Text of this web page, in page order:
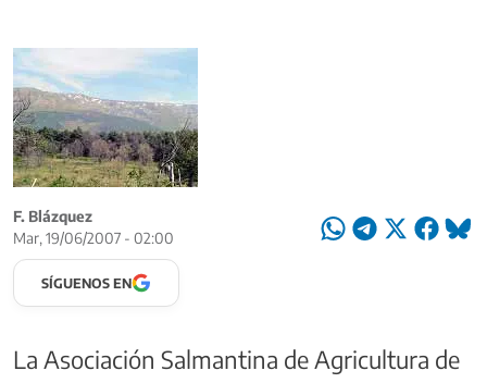
F. Blázquez
Mar, 19/06/2007 - 02:00
SÍGUENOS EN
La Asociación Salmantina de Agricultura de